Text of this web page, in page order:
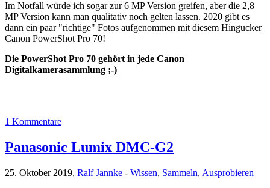
Im Notfall würde ich sogar zur 6 MP Version greifen, aber die 2,8
MP Version kann man qualitativ noch gelten lassen. 2020 gibt es
dann ein paar "richtige" Fotos aufgenommen mit diesem Hingucker
Canon PowerShot Pro 70!
Die PowerShot Pro 70 gehört in jede Canon
Digitalkamerasammlung ;-)
1 Kommentare
Panasonic Lumix DMC-G2
25. Oktober 2019, Ralf Jannke - Wissen, Sammeln, Ausprobieren